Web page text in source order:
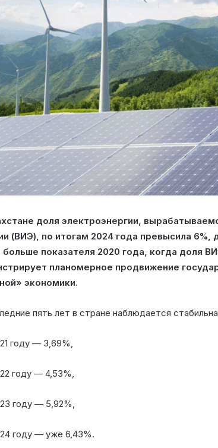
доля электроэнергии,
(ВИЭ), по итогам 2024 года превысила 6%,
показателя 2020 года, когда доля
планомерное продвижение
экономики.
пять лет в стране наблюдается
году — 3,69%,
году — 4,53%,
году — 5,92%,
году — уже 6,43%.